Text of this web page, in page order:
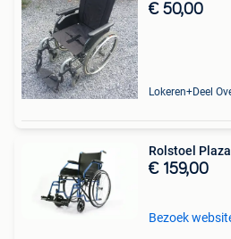
€ 50,00
Rolstoel
€ 159,00
Bezoek